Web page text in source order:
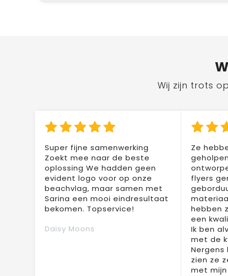
Wij zijn trots
Super fijne samenwerking
Zoekt mee naar de beste
oplossing We hadden geen
evident logo voor op onze
beachvlag, maar samen met
Sarina een mooi eindresultaat
bekomen. Topservice!
Daisy Moons
Ze
flyers
hebben
een
Ik ben
met de
Nergens
zien ze
met